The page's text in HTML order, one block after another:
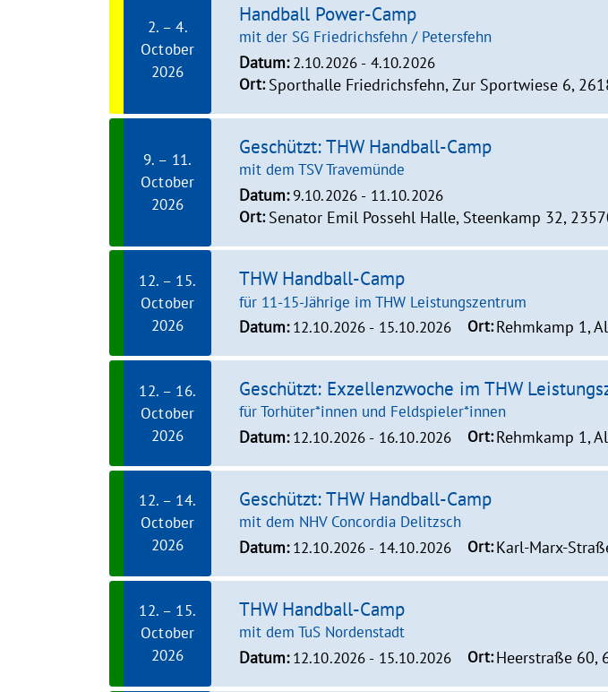
2. – 4.
October
2026
Handball Power-Camp
mit der SG Friedrichsfehn / Petersfehn
Datum: 2.10.2026 - 4.10.2026
Ort: Sporthalle Friedrichsfehn, Zur Sportwiese 6,
9. – 11.
October
2026
Geschützt: THW Handball-Camp
mit dem TSV Travemünde
Datum: 9.10.2026 - 11.10.2026
Ort: Senator Emil Possehl Halle, Steenkamp 32,
12. – 15.
October
2026
THW Handball-Camp
für 11-15-Jährige im THW Leistungszentrum
Datum: 12.10.2026 - 15.10.2026 Ort:Rehmkamp 1,
12. – 16.
October
2026
Geschützt: Exzellenzwoche im THW
für Torhüter*innen und Feldspieler*innen
Datum: 12.10.2026 - 16.10.2026 Ort:Rehmkamp 1,
12. – 14.
October
2026
Geschützt: THW Handball-Camp
mit dem NHV Concordia Delitzsch
Datum: 12.10.2026 - 14.10.2026 Ort:Karl-Marx-
12. – 15.
October
2026
THW Handball-Camp
mit dem TuS Nordenstadt
Datum: 12.10.2026 - 15.10.2026 Ort:Heerstraße 60,